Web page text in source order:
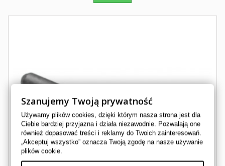
Szanujemy Twoją prywatność
Używamy plików cookies, dzięki którym nasza strona jest dla
Ciebie bardziej przyjazna i działa niezawodnie. Pozwalają one
również dopasować treści i reklamy do Twoich zainteresowań.
„Akceptuj wszystko” oznacza Twoją zgodę na nasze używanie
plików cookie.